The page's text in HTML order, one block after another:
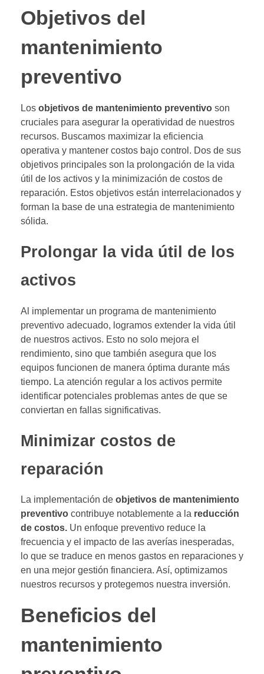
Objetivos del
mantenimiento
preventivo
Los objetivos de mantenimiento preventivo son
cruciales para asegurar la operatividad de nuestros
recursos. Buscamos maximizar la eficiencia
operativa y mantener costos bajo control. Dos de sus
objetivos principales son la prolongación de la vida
útil de los activos y la minimización de costos de
reparación. Estos objetivos están interrelacionados y
forman la base de una estrategia de mantenimiento
sólida.
Prolongar la vida útil de los
activos
Al implementar un programa de mantenimiento
preventivo adecuado, logramos extender la vida útil
de nuestros activos. Esto no solo mejora el
rendimiento, sino que también asegura que los
equipos funcionen de manera óptima durante más
tiempo. La atención regular a los activos permite
identificar potenciales problemas antes de que se
conviertan en fallas significativas.
Minimizar costos de
reparación
La implementación de objetivos de mantenimiento
preventivo contribuye notablemente a la reducción
de costos. Un enfoque preventivo reduce la
frecuencia y el impacto de las averías inesperadas,
lo que se traduce en menos gastos en reparaciones y
en una mejor gestión financiera. Así, optimizamos
nuestros recursos y protegemos nuestra inversión.
Beneficios del
mantenimiento